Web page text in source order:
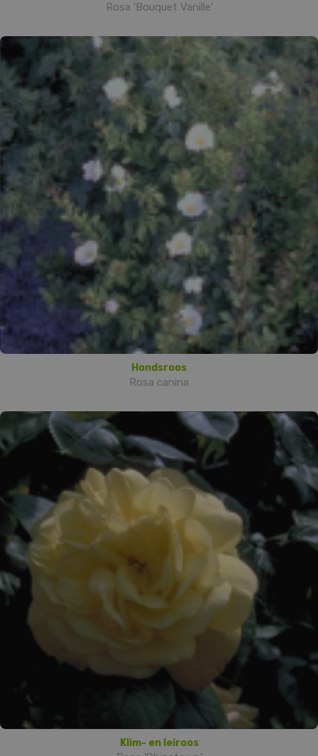
Rosa 'Bouquet Vanille'
Hondsroos
Rosa canina
Klim- en leiroos